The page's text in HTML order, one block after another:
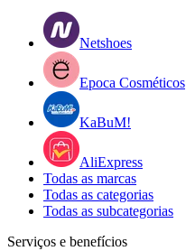
Netshoes
Epoca Cosméticos
KaBuM!
AliExpress
Todas as marcas
Todas as categorias
Todas as subcategorias
Serviços e benefícios